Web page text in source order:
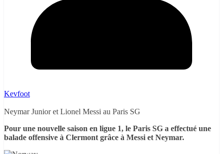
Kevfoot
Neymar Junior et Lionel Messi au Paris SG
Pour une nouvelle saison en ligue 1, le Paris SG a effectué une
balade offensive à Clermont grâce à Messi et Neymar.